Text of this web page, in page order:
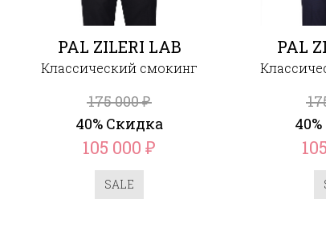
PAL ZILERI LAB
Классический смокинг
175 000₽
40% Скидка
105 000₽
SALE
PAL